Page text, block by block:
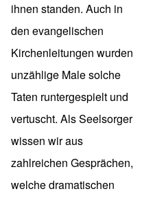
ihnen standen. Auch in
den evangelischen
Kirchenleitungen wurden
unzählige Male solche
Taten runtergespielt und
vertuscht. Als Seelsorger
wissen wir aus
zahlreichen Gesprächen,
welche dramatischen